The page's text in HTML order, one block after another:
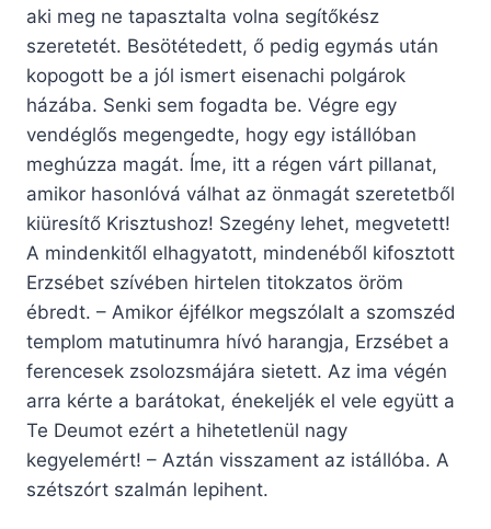
aki meg ne tapasztalta volna segítőkész
szeretetét. Besötétedett, ő pedig egymás után
kopogott be a jól ismert eisenachi polgárok
házába. Senki sem fogadta be. Végre egy
vendéglős megengedte, hogy egy istállóban
meghúzza magát. Íme, itt a régen várt pillanat,
amikor hasonlóvá válhat az önmagát szeretetből
kiüresítő Krisztushoz! Szegény lehet, megvetett!
A mindenkitől elhagyatott, mindenéből kifosztott
Erzsébet szívében hirtelen titokzatos öröm
ébredt. – Amikor éjfélkor megszólalt a szomszéd
templom matutinumra hívó harangja, Erzsébet a
ferencesek zsolozsmájára sietett. Az ima végén
arra kérte a barátokat, énekeljék el vele együtt a
Te Deumot ezért a hihetetlenül nagy
kegyelemért! – Aztán visszament az istállóba. A
szétszórt szalmán lepihent.